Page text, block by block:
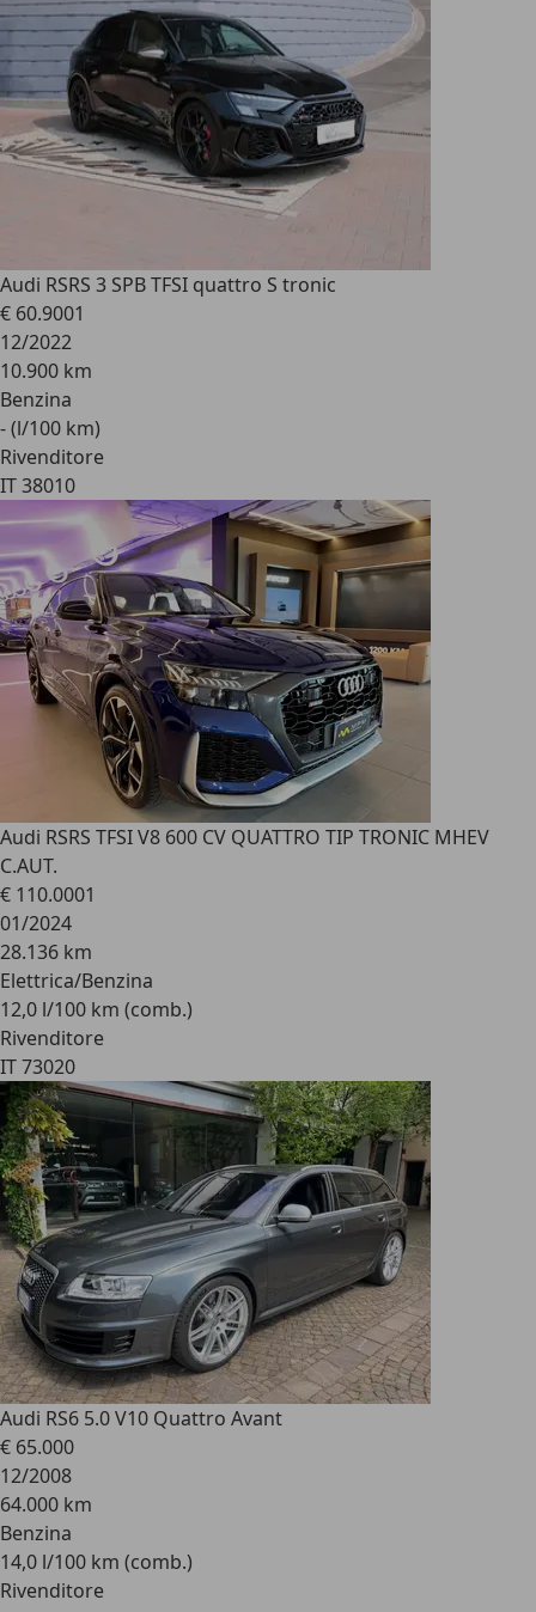
Audi RSRS 3 SPB TFSI quattro S tronic
€ 60.9001
12/2022
10.900 km
Benzina
- (l/100 km)
Rivenditore
IT 38010
Audi RSRS TFSI V8 600 CV QUATTRO TIP TRONIC MHEV
C.AUT.
€ 110.0001
01/2024
28.136 km
Elettrica/Benzina
12,0 l/100 km (comb.)
Rivenditore
IT 73020
Audi RS6 5.0 V10 Quattro Avant
€ 65.000
12/2008
64.000 km
Benzina
14,0 l/100 km (comb.)
Rivenditore